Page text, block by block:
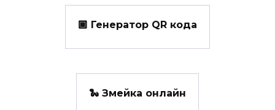
🏾 Генератор QR кода
🐍 Змейка онлайн